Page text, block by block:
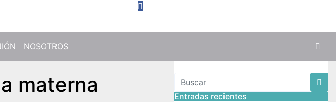
NOSOTROS
materna
Entradas recientes